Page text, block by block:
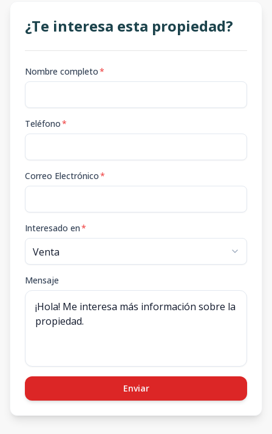
¿Te interesa esta propiedad?
Nombre completo*
Teléfono*
Correo Electrónico*
Interesado en*
Mensaje
Enviar